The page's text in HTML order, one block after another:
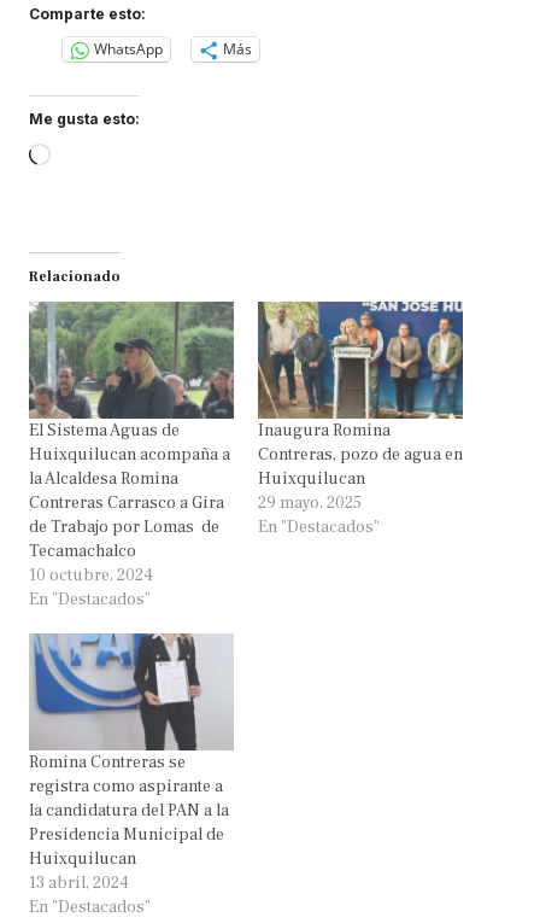
Comparte esto:
WhatsApp Más
Me gusta esto:
Loading…
Relacionado
El Sistema Aguas de
Huixquilucan acompaña a
la Alcaldesa Romina
Contreras Carrasco a Gira
de Trabajo por Lomas de
Tecamachalco
10 octubre, 2024
En "Destacados"
Inaugura Romina
Contreras, pozo de agua en
Huixquilucan
29 mayo, 2025
En "Destacados"
Romina Contreras se
registra como aspirante a
la candidatura del PAN a la
Presidencia Municipal de
Huixquilucan
13 abril, 2024
En "Destacados"